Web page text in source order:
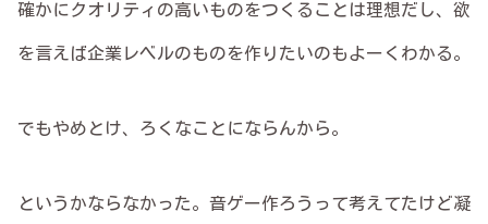
確かにクオリティの高いものをつくることは理想だし、欲
を言えば企業レベルのものを作りたいのもよーくわかる。
でもやめとけ、ろくなことにならんから。
というかならなかった。音ゲー作ろうって考えてたけど凝